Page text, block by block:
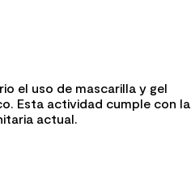
el uso de mascarilla y gel
Esta actividad cumple con la
actual.